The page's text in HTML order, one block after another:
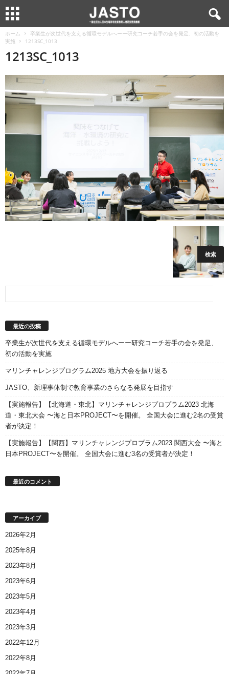
ホーム
卒業生が次世代を支える循環モデルへーー研究コーチ若手の会を発足、初の活動を
実施
1213SC_1013
1213SC_1013
最近の投稿
卒業生が次世代を支える循環モデルへーー研究コーチ若手の会を発足、
初の活動を実施
マリンチャレンジプログラム2025 地方大会を振り返る
JASTO、新理事体制で教育事業のさらなる発展を目指す
【実施報告】【北海道・東北】マリンチャレンジプロプラム2023 北海
道・東北大会 〜海と日本PROJECT〜を開催。 全国大会に進む2名の受賞
者が決定！
【実施報告】【関西】マリンチャレンジプロプラム2023 関西大会 〜海と
日本PROJECT〜を開催。 全国大会に進む3名の受賞者が決定！
最近のコメント
アーカイブ
2026年2月
2025年8月
2023年8月
2023年6月
2023年5月
2023年4月
2023年3月
2022年12月
2022年8月